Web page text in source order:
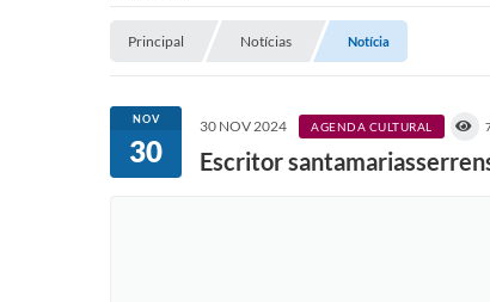
Principal Notícias Notícia
NOV
30
30 NOV 2024 AGENDA CULTURAL
Escritor